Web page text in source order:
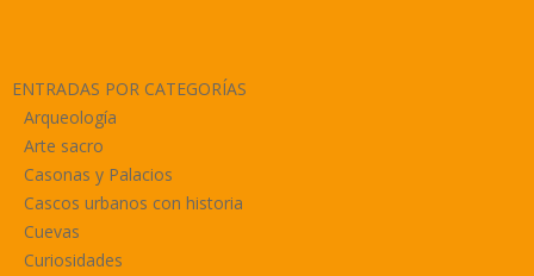
ENTRADAS POR CATEGORÍAS
Arqueología
Arte sacro
Casonas y Palacios
Cascos urbanos con historia
Cuevas
Curiosidades